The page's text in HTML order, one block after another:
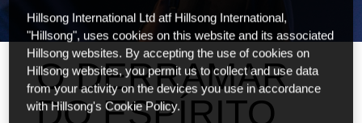
O DERRAMAR
DO ESPÍRITO
Hillsong International Ltd atf Hillsong International,
"Hillsong", uses cookies on this website and its associated
Hillsong websites. By accepting the use of cookies on
Hillsong websites, you permit us to collect and use data
from your activity on the devices you use in accordance
with Hillsong's Cookie Policy.